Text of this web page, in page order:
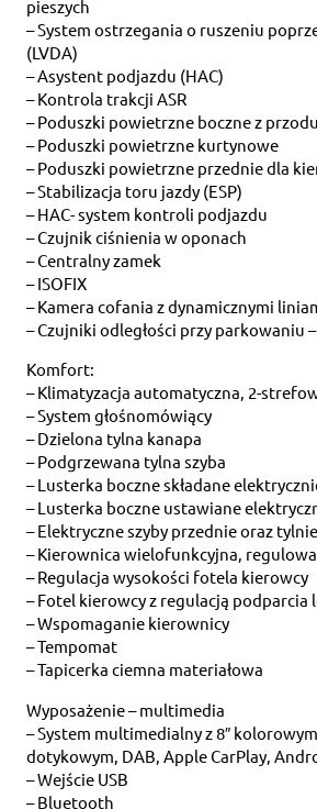
pieszych
– System ostrzegania o ruszeniu
(LVDA)
– Asystent podjazdu (HAC)
– Kontrola trakcji ASR
– Poduszki powietrzne boczne z przodu
– Poduszki powietrzne kurtynowe
– Poduszki powietrzne przednie dla
– Stabilizacja toru jazdy (ESP)
– HAC- system kontroli podjazdu
– Czujnik ciśnienia w oponach
– Centralny zamek
– ISOFIX
– Kamera cofania z dynamicznymi
– Czujniki odległości przy parkowaniu –
Komfort:
– Klimatyzacja automatyczna, 2-
– System głośnomówiący
– Dzielona tylna kanapa
– Podgrzewana tylna szyba
– Lusterka boczne składane
– Lusterka boczne ustawiane
– Elektryczne szyby przednie oraz tylnie
– Kierownica wielofunkcyjna,
– Regulacja wysokości fotela kierowcy
– Fotel kierowcy z regulacją podparcia
– Wspomaganie kierownicy
– Tempomat
– Tapicerka ciemna materiałowa
Wyposażenie – multimedia
– System multimedialny z 8″
dotykowym, DAB, Apple CarPlay,
– Wejście USB
– Bluetooth